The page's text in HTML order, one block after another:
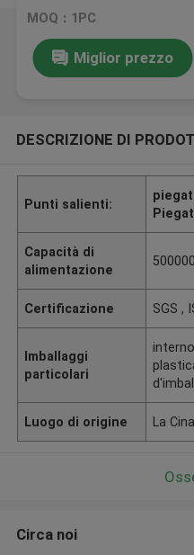
10ml
MOQ：1PC
Miglior prezzo
DESCRIZIONE DI
Punti salienti:
Capacità di
alimentazione
Certificazione SGS ,
Imballaggi
particolari
Luogo di origine La Cina
Circa noi